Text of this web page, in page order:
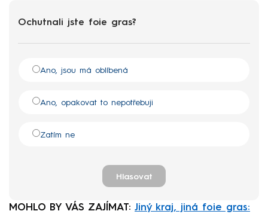
Ochutnali jste foie gras?
Ano, jsou má oblíbená
Ano, opakovat to nepotřebuji
Zatím ne
Hlasovat
MOHLO BY VÁS ZAJÍMAT: Jiný kraj, jiná foie gras: